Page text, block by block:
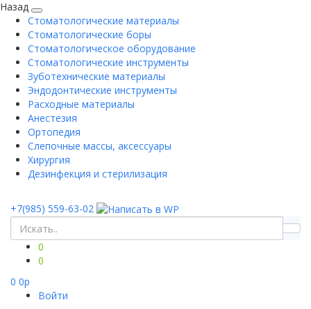
Назад
Стоматологические материалы
Стоматологические боры
Стоматологическое оборудование
Стоматологические инструменты
Зуботехнические материалы
Эндодонтические инструменты
Расходные материалы
Анестезия
Ортопедия
Слепочные массы, аксессуары
Хирургия
Дезинфекция и стерилизация
+7(985) 559-63-02
0
0
0 0p
Войти